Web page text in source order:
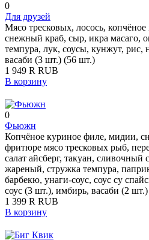
0
Для друзей
Мясо тресковых, лосось,
снежный краб, сыр, икра масаго,
темпура, лук, соусы, кунжут, рис,
васаби (3 шт.) (56 шт.)
1 949 R RUB
В корзину
0
Фьюжн
Копчёное куриное филе, мидии,
фритюре мясо тресковых рыб,
салат айсберг, такуан, сливочный
жареный, стружка темпура,
барбекю, унаги-соус, соус су
соус (3 шт.), имбирь, васаби (2
1 399 R RUB
В корзину